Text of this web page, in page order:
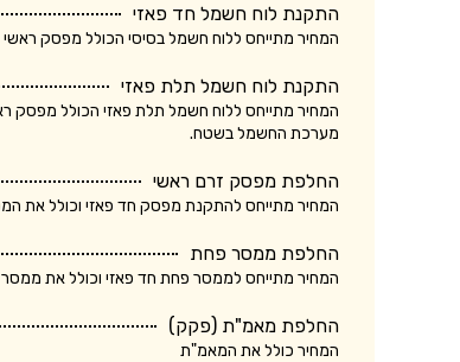
התקנת לוח חשמל חד פאזי
המחיר מתייחס ללוח חשמל בסיסי הכולל מפסק ראשי ו- 10 מאמ"תים. המחיר אינו כולל ביקורת של חברת
התקנת לוח חשמל תלת פאזי
מערכת החשמל בשטח.
החלפת מפסק זרם ראשי
המחיר מתייחס להתקנת מפסק חד פאזי וכולל את
החלפת ממסר פחת
המחיר מתייחס לממסר פחת חד פאזי וכולל את
החלפת מאמ"ת (פקק)
המחיר כולל את המאמ"ת